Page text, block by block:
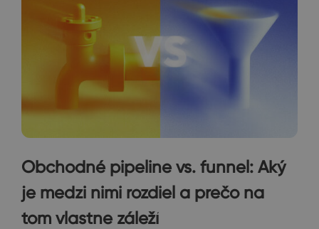
Obchodné pipeline vs. funnel: Aký
je medzi nimi rozdiel a prečo na
tom vlastne záleží